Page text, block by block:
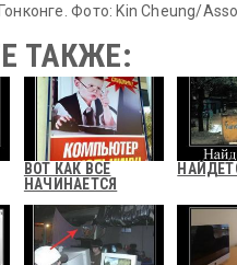
Фото: Kin Cheung/
ТАКЖЕ:
ВОТ КАК ВСЕ
НАЧИНАЕТСЯ